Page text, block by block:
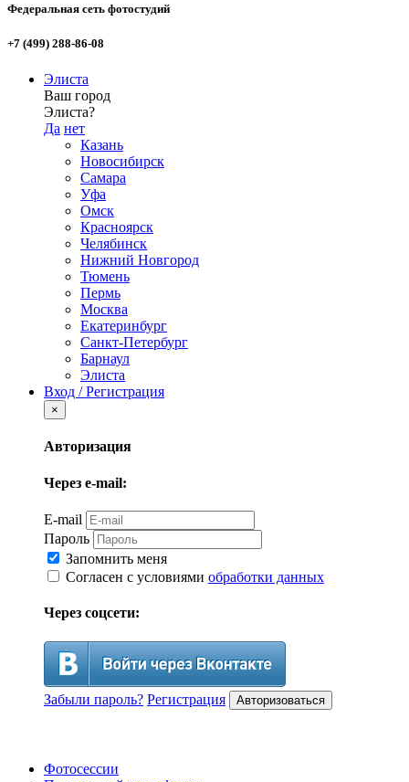
Федеральная сеть фотостудий
+7 (499) 288-86-08
Элиста
Ваш город
Элиста?
Да нет
Казань
Новосибирск
Самара
Уфа
Омск
Красноярск
Челябинск
Нижний Новгород
Тюмень
Пермь
Москва
Екатеринбург
Санкт-Петербург
Барнаул
Элиста
Вход / Регистрация
×
Авторизация
Через e-mail:
E-mail
Пароль
Запомнить меня
Согласен с условиями обработки данных
Через соцсети:
Забыли пароль? Регистрация Авторизоваться
Фотосессии